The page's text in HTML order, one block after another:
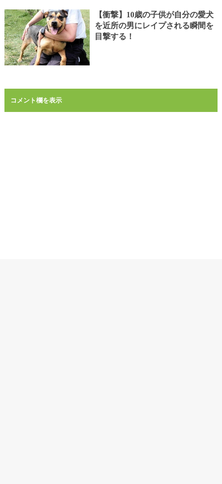
【衝撃】10歳の子供が自分の愛犬
を近所の男にレイプされる瞬間を
目撃する！
コメント欄を表示